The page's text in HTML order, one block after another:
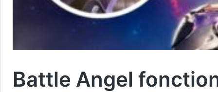
Battle Angel